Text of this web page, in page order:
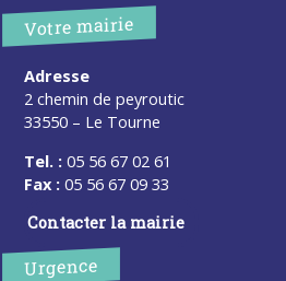
Votre mairie
Adresse
2 chemin de peyroutic
33550 – Le Tourne
Tel. : 05 56 67 02 61
Fax : 05 56 67 09 33
Contacter la mairie
Urgence